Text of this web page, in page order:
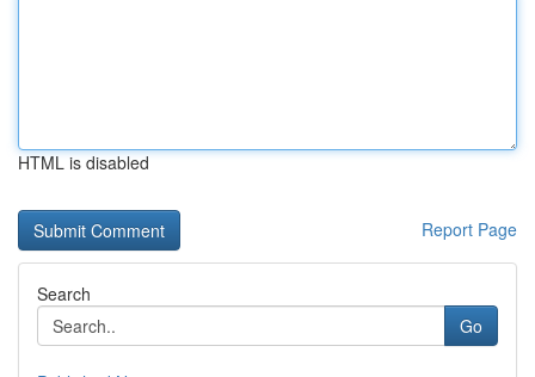
HTML is disabled
Report Page
Search
Go